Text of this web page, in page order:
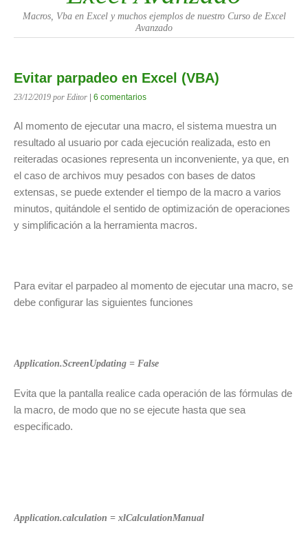
Macros, Vba en Excel y muchos ejemplos de nuestro Curso de Excel
Avanzado
Evitar parpadeo en Excel (VBA)
23/12/2019 por Editor 6 comentarios
Al momento de ejecutar una macro, el sistema muestra un
resultado al usuario por cada ejecución realizada, esto en
reiteradas ocasiones representa un inconveniente, ya que, en
el caso de archivos muy pesados con bases de datos
extensas, se puede extender el tiempo de la macro a varios
minutos, quitándole el sentido de optimización de operaciones
y simplificación a la herramienta macros.
Para evitar el parpadeo al momento de ejecutar una macro, se
debe configurar las siguientes funciones
Application.ScreenUpdating = False
Evita que la pantalla realice cada operación de las fórmulas de
la macro, de modo que no se ejecute hasta que sea
especificado.
Application.calculation = xlCalculationManual